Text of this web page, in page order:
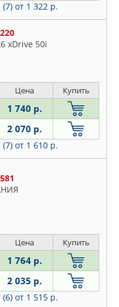
от 1 322 р.
xDrive 50i
Цена Купить
1 740 р.
2 070 р.
от 1 610 р.
Цена Купить
1 764 р.
2 035 р.
от 1 515 р.